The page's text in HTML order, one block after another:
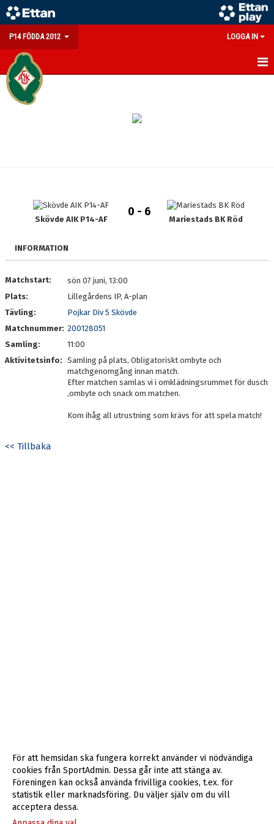
P14 FÖDDA 2012 LOGGA IN
HEM
BILDGALLERI
DOKUMENT
Skövde AIK P14-AF
0 - 6
Mariestads BK Röd
INFORMATION
Matchstart:
sön 07 juni, 13:00
Plats:
Lillegårdens IP, A-plan
Tävling:
Pojkar Div 5 Skövde
Matchnummer: 200128051
Samling:
11:00
Aktivitetsinfo: Samling på plats, Obligatoriskt ombyte och
matchgenomgång innan match.
Efter matchen samlas vi i omklädningsrummet för dusch
,ombyte och snack om matchen.
Kom ihåg all utrustning som krävs för att spela match!
<< Tillbaka
För att hemsidan ska fungera korrekt använder vi nödvändiga
cookies från SportAdmin. Dessa går inte att stänga av.
Föreningen kan också använda frivilliga cookies, t.ex. för
statistik eller marknadsföring. Du väljer själv om du vill
acceptera dessa.